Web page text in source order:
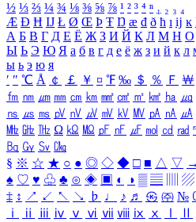
½ ⅓ ⅔ ¼ ¾ ⅛ ⅜ ⅝ ⅞ ¹ ² ³ ⁴ ⁿ ₁ ₂ ₃ ₄
Æ Ð Ħ Ĳ Ł Ø Œ Þ Ŧ Ŋ æ đ ð ħ ı ĳ ĸ
А Б В Г Д Е Ё Ж З И Й К Л М Н О
Ы Ь Э Ю Я а б в г д е ё ж з и й к л
ы ь э ю я
′ ″ ℃ Å ￠ ￡ ￥ ¤ ℉ ‰ ＄ ％ Ｆ ￦
㎙ ㎚ ㎛ ㎜ ㎝ ㎞ ㎟ ㎠ ㎡ ㎢ ㏊ ㎍
㎱ ㎲ ㎳ ㎴ ㎵ ㎶ ㎷ ㎸ ㎹ ㎀ ㎁ ㎂
㎒ ㎓ ㎔ Ω ㏀ ㏁ ㎊ ㎋ ㎌ ㏖ ㏅ ㎭
㏃ ㏉ ㏜ ㏆
§ ※ ☆ ★ ○ ● ◎ ◇ ◆ □ ■ △ ▽ →
♠ ♡ ♥ ♧ ♣ ⊙ ◈ ▣ ◐ ◑ ▒ ▤ ▨
‡ ↕ ↗ ↙ ↖ ↘ ♭ ♩ ♪ ♬ ㉿ ㈜ №
ⅰ
ⅱ ⅲ ⅳ ⅴ ⅵ ⅶ ⅷ ⅸ ⅹ